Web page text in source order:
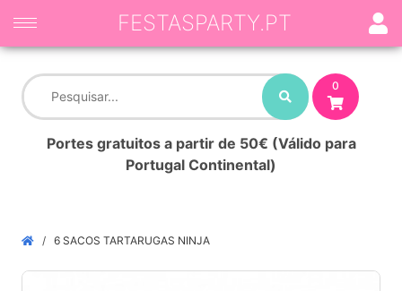
0
Portes gratuitos a partir de 50€ (Válido para
Portugal Continental)
FESTASPARTY.PT
6 SACOS TARTARUGAS NINJA